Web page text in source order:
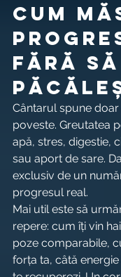
Cum
fără
Cântarul spune
poveste. Greutatea
apă, stres, digestie,
sau aport de sare.
exclusiv de un
progresul real.
Mai util este să
repere: cum îți vin
poze comparabile,
forța ta, câtă